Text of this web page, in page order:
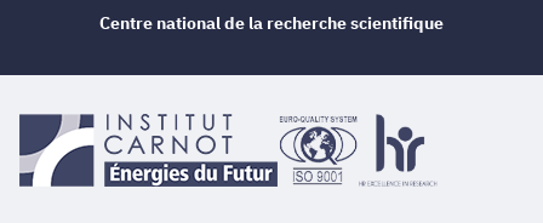
Centre national de la recherche scientifique